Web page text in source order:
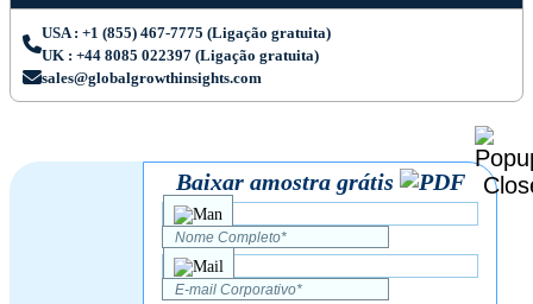
USA : +1 (855) 467-7775 (Ligação gratuita)
UK : +44 8085 022397 (Ligação gratuita)
sales@globalgrowthinsights.com
Baixar amostra grátis